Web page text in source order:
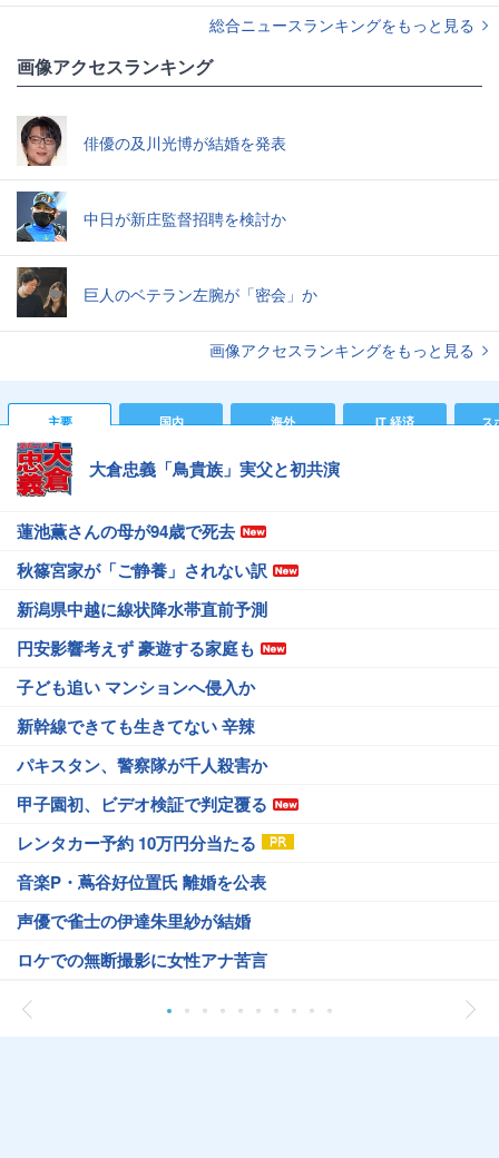
総合ニュースランキングをもっと見る
画像アクセスランキング
俳優の及川光博が結婚を発表
中日が新庄監督招聘を検討か
巨人のベテラン左腕が「密会」か
画像アクセスランキングをもっと見る
主要 国内 海外 IT 経済 ス
大倉忠義「鳥貴族」実父と初共演
蓮池薫さんの母が94歳で死去
秋篠宮家が「ご静養」されない訳
新潟県中越に線状降水帯直前予測
円安影響考えず 豪遊する家庭も
子ども追い マンションへ侵入か
新幹線できても生きてない 辛辣
パキスタン、警察隊が千人殺害か
甲子園初、ビデオ検証で判定覆る
レンタカー予約 10万円分当たる
音楽P・蔦谷好位置氏 離婚を公表
声優で雀士の伊達朱里紗が結婚
ロケでの無断撮影に女性アナ苦言